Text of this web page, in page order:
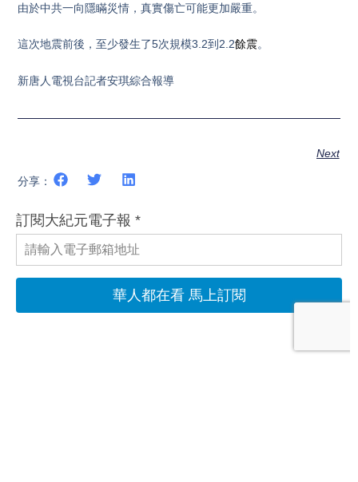
由於中共一向隱瞞災情，真實傷亡可能更加嚴重。
這次地震前後，至少發生了5次規模3.2到2.2餘震。
新唐人電視台記者安琪綜合報導
Next
分享：